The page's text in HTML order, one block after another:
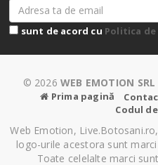
sunt de acord cu Politica
© 2026 WEB EMOTION SRL
Prima pagină
Codul
Web Emotion,
logo-urile acestora sunt
Toate celelalte marci